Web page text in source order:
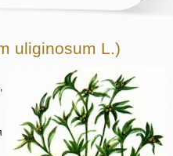
uliginosum L.)